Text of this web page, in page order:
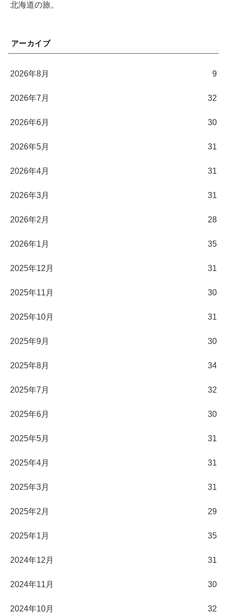
北海道の旅。
アーカイブ
2026年8月 9
2026年7月 32
2026年6月 30
2026年5月 31
2026年4月 31
2026年3月 31
2026年2月 28
2026年1月 35
2025年12月 31
2025年11月 30
2025年10月 31
2025年9月 30
2025年8月 34
2025年7月 32
2025年6月 30
2025年5月 31
2025年4月 31
2025年3月 31
2025年2月 29
2025年1月 35
2024年12月 31
2024年11月 30
2024年10月 32